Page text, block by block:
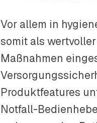
Vor allem in
somit als
Maßnahmen
Produktfeatures
Notfall-